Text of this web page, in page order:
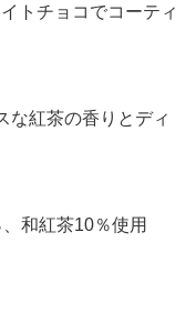
トチョコでコーティ
な紅茶の香りとディ
和紅茶10％使用